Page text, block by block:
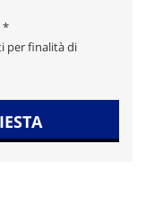
*
per finalità di